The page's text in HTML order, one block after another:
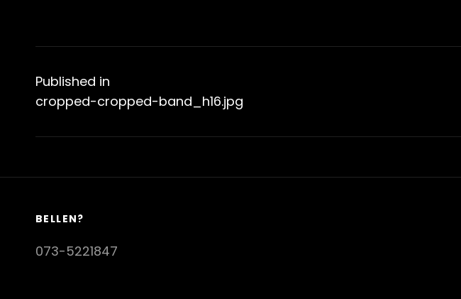
navigatie
Published in
cropped-cropped-band_h16.jpg
BELLEN?
073-5221847